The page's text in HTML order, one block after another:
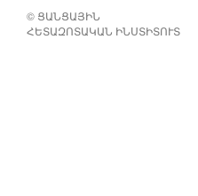
© ՑԱՆՑԱՅԻՆ
ՀԵՏԱԶՈՏԱԿԱՆ ԻՆՍՏԻՏՈՒՏ